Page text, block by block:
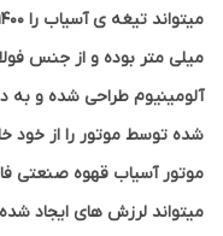
میلی متر بوده و از جنس
آلومینیوم طراحی شده و به
شده توسط موتور را از خود
موتور آسیاب قهوه صنعتی
میتواند لرزش های ایجاد